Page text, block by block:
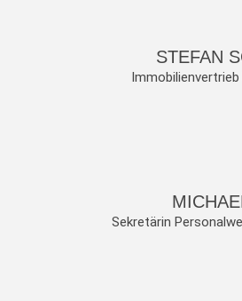
STEFAN
Sekretärin